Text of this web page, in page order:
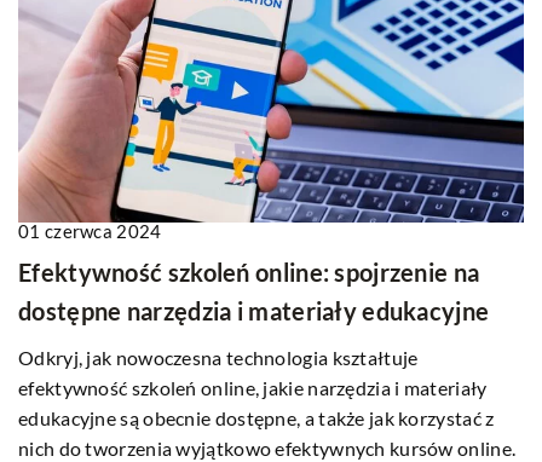
01 czerwca 2024
Efektywność szkoleń online: spojrzenie na
dostępne narzędzia i materiały edukacyjne
Odkryj, jak nowoczesna technologia kształtuje
efektywność szkoleń online, jakie narzędzia i materiały
edukacyjne są obecnie dostępne, a także jak korzystać z
nich do tworzenia wyjątkowo efektywnych kursów online.